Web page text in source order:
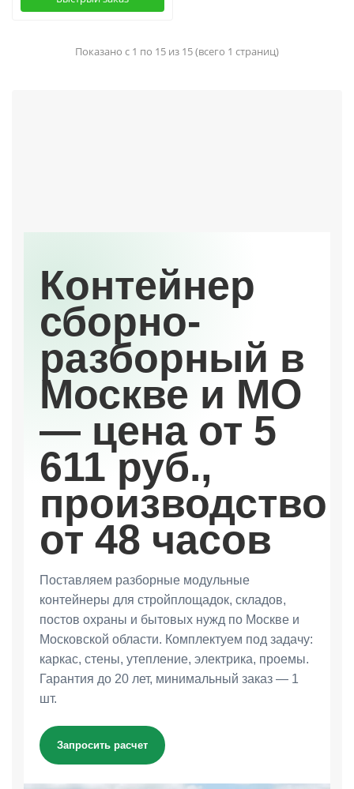
Показано с 1 по 15 из 15 (всего 1 страниц)
Контейнер
сборно-
разборный в
Москве и МО
— цена от 5
611 руб.,
производство
от 48 часов
Поставляем разборные модульные
контейнеры для стройплощадок, складов,
постов охраны и бытовых нужд по Москве и
Московской области. Комплектуем под задачу:
каркас, стены, утепление, электрика, проемы.
Гарантия до 20 лет, минимальный заказ — 1
шт.
Запросить расчет